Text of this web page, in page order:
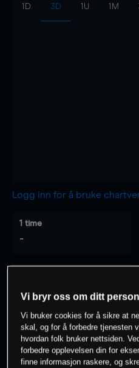
1D 3D 1U 1M
Logg inn for å bruke
1 time
-
-
0% av kunder erpå
Vi bryr oss om ditt
Vi bruker cookies for å sikre at
skal, og for å forbedre tjenesten
hvordan folk bruker nettsiden.
forbedre opplevelsen din for
finne informasjon raskere, og